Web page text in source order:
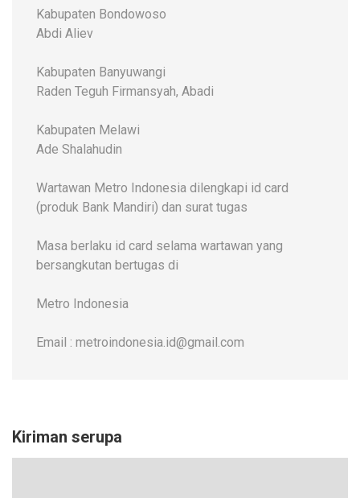
Kabupaten Bondowoso
Abdi Aliev
Kabupaten Banyuwangi
Raden Teguh Firmansyah, Abadi
Kabupaten Melawi
Ade Shalahudin
Wartawan Metro Indonesia dilengkapi id card
(produk Bank Mandiri) dan surat tugas
Masa berlaku id card selama wartawan yang
bersangkutan bertugas di
Metro Indonesia
Email : metroindonesia.id@gmail.com
Kiriman serupa